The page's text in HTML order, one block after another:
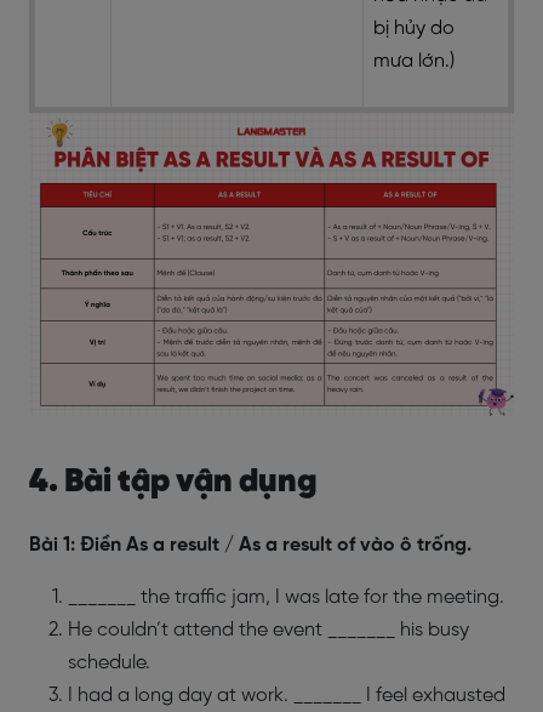
bị hủy do
mưa lớn.)
4. Bài tập vận dụng
Bài 1: Điền As a result / As a result of vào ô trống.
_______ the traffic jam, I was late for the meeting.
He couldn’t attend the event _______ his busy
schedule.
I had a long day at work. _______ I feel exhausted